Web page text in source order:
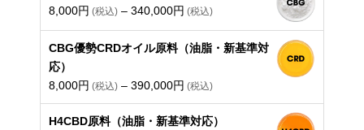
7,000
円
–
円
8,000円 – 340,000円
価
格
帯:
円
–
340,000
CBG優勢CRDオイル原料（油脂・新基準対
応）
8,000円 – 390,000円
価
格
帯:
H4CBD原料（油脂・新基準対応）